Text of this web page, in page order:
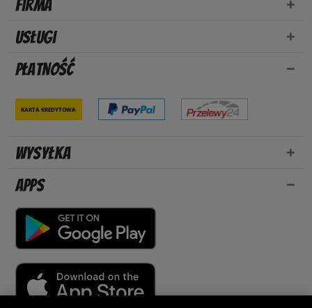
Firma
Usługi
Płatność
Karta kredytowa
Wysyłka
Apps